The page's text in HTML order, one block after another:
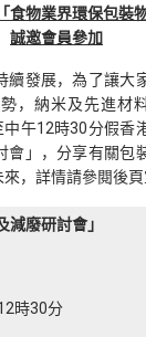
物業界環保包裝
誠邀會員參加
續發展，為了讓大
，納米及先進材
中午12時30分假香
會」，分享有關包
，詳情請參閱後頁
減廢研討會」
時30分